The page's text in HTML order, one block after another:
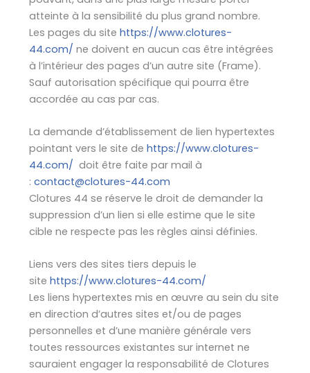
atteinte à la sensibilité du plus grand nombre.
Les pages du site https://www.clotures-
44.com/ ne doivent en aucun cas être intégrées
à l’intérieur des pages d’un autre site (Frame).
Sauf autorisation spécifique qui pourra être
accordée au cas par cas.
La demande d’établissement de lien hypertextes
pointant vers le site de https://www.clotures-
44.com/ doit être faite par mail à
: contact@clotures-44.com
Clotures 44 se réserve le droit de demander la
suppression d’un lien si elle estime que le site
cible ne respecte pas les règles ainsi définies.
Liens vers des sites tiers depuis le
site https://www.clotures-44.com/
Les liens hypertextes mis en œuvre au sein du site
en direction d’autres sites et/ou de pages
personnelles et d’une manière générale vers
toutes ressources existantes sur internet ne
sauraient engager la responsabilité de Clotures